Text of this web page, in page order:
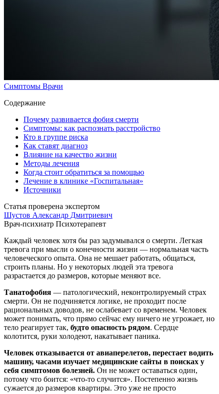
Симптомы Врачи
Содержание
Почему развивается фобия смерти
Симптомы: как распознать расстройство
Кто в группе риска
Как ставят диагноз
Влияние на качество жизни
Методы лечения
Когда стоит обратиться за помощью
Лечение в клинике «Госпитальная»
Источники
Статья проверена экспертом
Шустов Александр Дмитриевич
Врач-психиатр Психотерапевт
Каждый человек хотя бы раз задумывался о смерти. Легкая
тревога при мысли о конечности жизни — нормальная часть
человеческого опыта. Она не мешает работать, общаться,
строить планы. Но у некоторых людей эта тревога
разрастается до размеров, которые меняют все.
Танатофобия — патологический, неконтролируемый страх
смерти. Он не подчиняется логике, не проходит после
рациональных доводов, не ослабевает со временем. Человек
может понимать, что прямо сейчас ему ничего не угрожает, но
тело реагирует так, будто опасность рядом. Сердце
колотится, руки холодеют, накатывает паника.
Человек отказывается от авиаперелетов, перестает водить
машину, часами изучает медицинские сайты в поисках у
себя симптомов болезней. Он не может оставаться один,
потому что боится: «что-то случится». Постепенно жизнь
сужается до размеров квартиры. Это уже не просто